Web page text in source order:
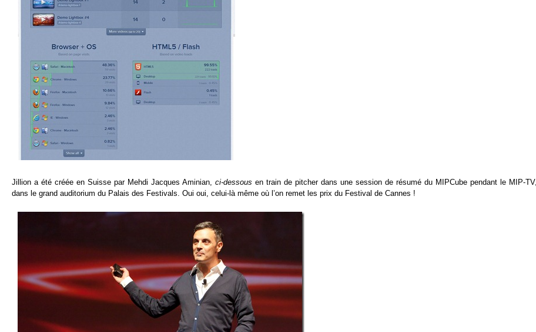
Jillion a été créée en Suisse par Mehdi Jacques Aminian, ci-dessous en train de pitcher dans une session de résumé du MIPCube pendant le MIP-TV,
dans le grand auditorium du Palais des Festivals. Oui oui, celui-là même où l’on remet les prix du Festival de Cannes !